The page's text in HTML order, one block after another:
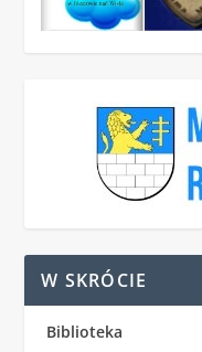
W SKRÓCIE
Biblioteka